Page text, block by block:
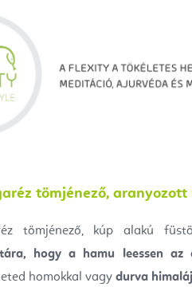
tömjénező, aranyozott
tömjénező, kúp alakú
hogy a hamu leessen az
homokkal vagy durva